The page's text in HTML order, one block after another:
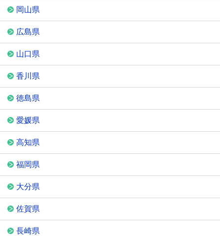
岡山県
広島県
山口県
香川県
徳島県
愛媛県
高知県
福岡県
大分県
佐賀県
長崎県